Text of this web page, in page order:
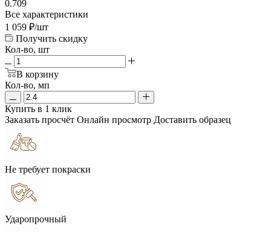
0.709
Все характеристики
1 059 ₽/шт
Получить скидку
Кол-во, шт
В корзину
Кол-во, мп
Купить в 1 клик
Заказать просчёт Онлайн просмотр Доставить образец
Не требует покраски
Ударопрочный